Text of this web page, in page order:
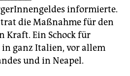
informierte.
die Maßnahme für den
Kraft. Ein Schock für
ganz Italien, vor allem
und in Neapel.